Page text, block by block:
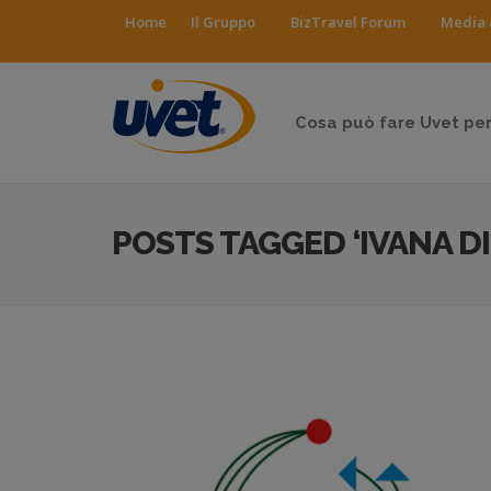
Home Il Gruppo BizTravel Forum Media
Cosa può fare Uvet
POSTS TAGGED ‘IVANA